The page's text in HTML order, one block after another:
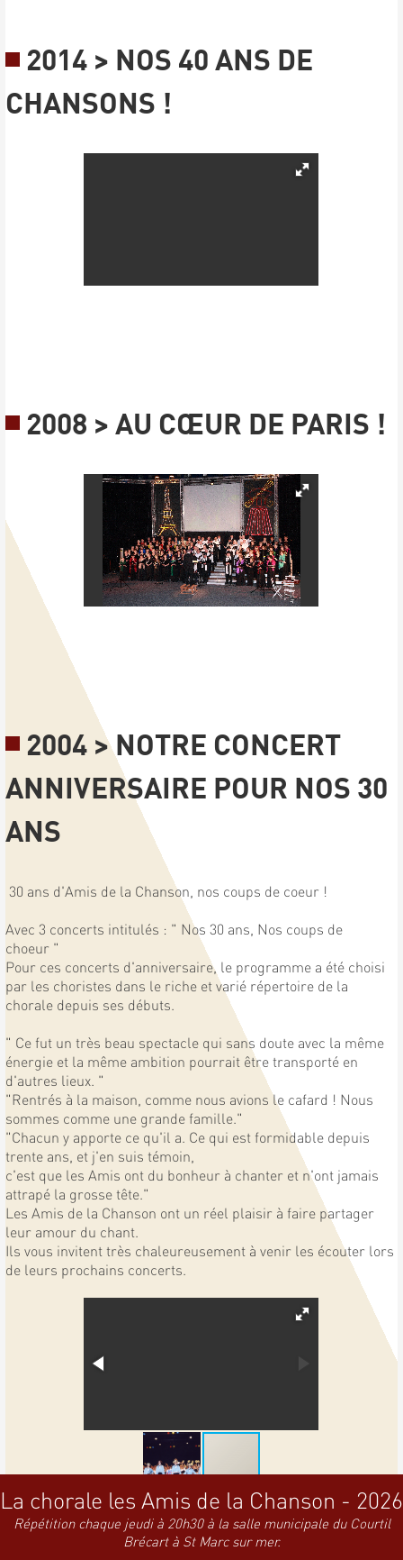
2014 > NOS 40 ANS DE
CHANSONS !
2008 > AU CŒUR DE PARIS !
2004 > NOTRE CONCERT
ANNIVERSAIRE POUR NOS 30
ANS
30 ans d'Amis de la Chanson, nos coups de coeur !
Avec 3 concerts intitulés : " Nos 30 ans, Nos coups de
choeur "
Pour ces concerts d'anniversaire, le programme a été choisi
par les choristes dans le riche et varié répertoire de la
chorale depuis ses débuts.
" Ce fut un très beau spectacle qui sans doute avec la même
énergie et la même ambition pourrait être transporté en
d'autres lieux. "
"Rentrés à la maison, comme nous avions le cafard ! Nous
sommes comme une grande famille."
"Chacun y apporte ce qu'il a. Ce qui est formidable depuis
trente ans, et j'en suis témoin,
c'est que les Amis ont du bonheur à chanter et n'ont jamais
attrapé la grosse tête."
Les Amis de la Chanson ont un réel plaisir à faire partager
leur amour du chant.
Ils vous invitent très chaleureusement à venir les écouter lors
de leurs prochains concerts.
La chorale les Amis de la Chanson - 2026
Répétition chaque jeudi à 20h30 à la salle municipale du Courtil
Brécart à St Marc sur mer.